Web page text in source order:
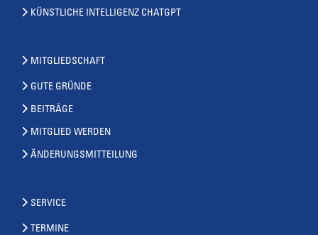
KÜNSTLICHE INTELLIGENZ CHATGPT
MITGLIEDSCHAFT
GUTE GRÜNDE
BEITRÄGE
MITGLIED WERDEN
ÄNDERUNGSMITTEILUNG
SERVICE
TERMINE